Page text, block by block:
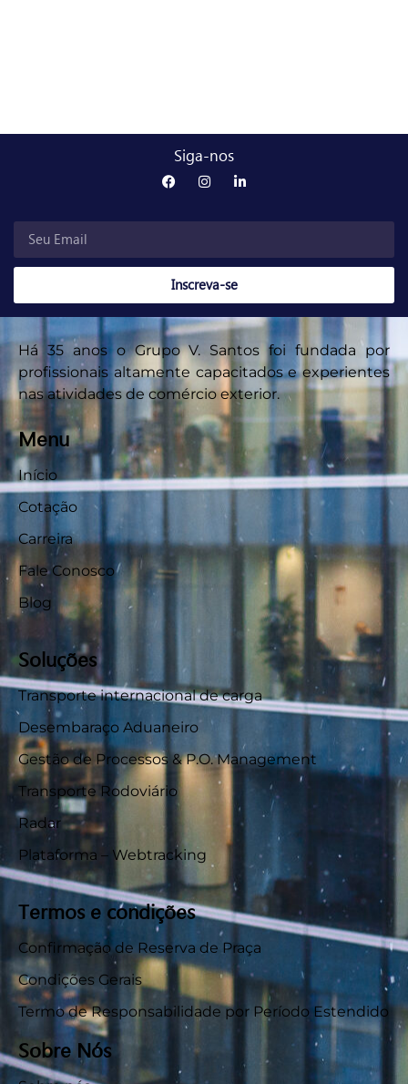
Siga-nos
Inscreva-se
Há 35 anos o Grupo V. Santos foi fundada por
profissionais altamente capacitados e experientes
nas atividades de comércio exterior.
Menu
Início
Cotação
Carreira
Fale Conosco
Blog
Soluções
Transporte internacional de carga
Desembaraço Aduaneiro
Gestão de Processos & P.O. Management
Transporte Rodoviário
Radar
Plataforma – Webtracking
Termos e condições
Confirmação de Reserva de Praça
Condições Gerais
Termo de Responsabilidade por Período Estendido
Sobre Nós